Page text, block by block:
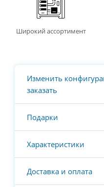
Широкий ассортимент
Изменить
заказать
Подарки
Характеристики
Доставка и оплата